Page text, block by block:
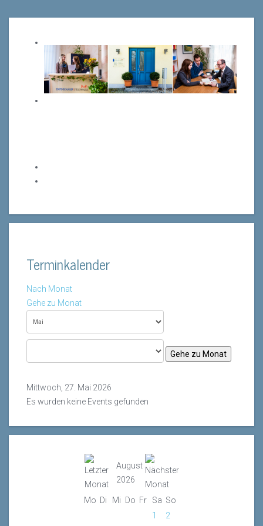
Terminkalender
Nach Monat
Gehe zu Monat
Gehe zu Monat
Mittwoch, 27. Mai 2026
Es wurden keine Events gefunden
August
2026
Mo Di Mi Do Fr Sa So
1
2